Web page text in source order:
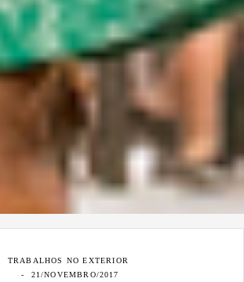
TRABALHOS NO EXTERIOR
21/NOVEMBRO/2017